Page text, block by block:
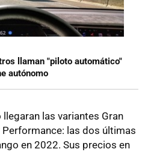
llaman "piloto automático"
autónomo
las variantes Gran
las dos últimas
en 2022. Sus precios en